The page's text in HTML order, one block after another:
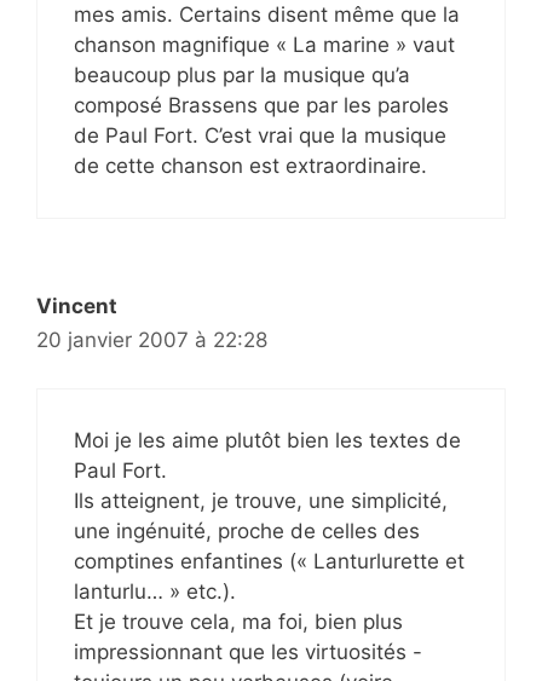
mes amis. Certains disent même que la
chanson magnifique « La marine » vaut
beaucoup plus par la musique qu’a
composé Brassens que par les paroles
de Paul Fort. C’est vrai que la musique
de cette chanson est extraordinaire.
Vincent
20 janvier 2007 à 22:28
Moi je les aime plutôt bien les textes de
Paul Fort.
Ils atteignent, je trouve, une simplicité,
une ingénuité, proche de celles des
comptines enfantines (« Lanturlurette et
lanturlu… » etc.).
Et je trouve cela, ma foi, bien plus
impressionnant que les virtuosités -